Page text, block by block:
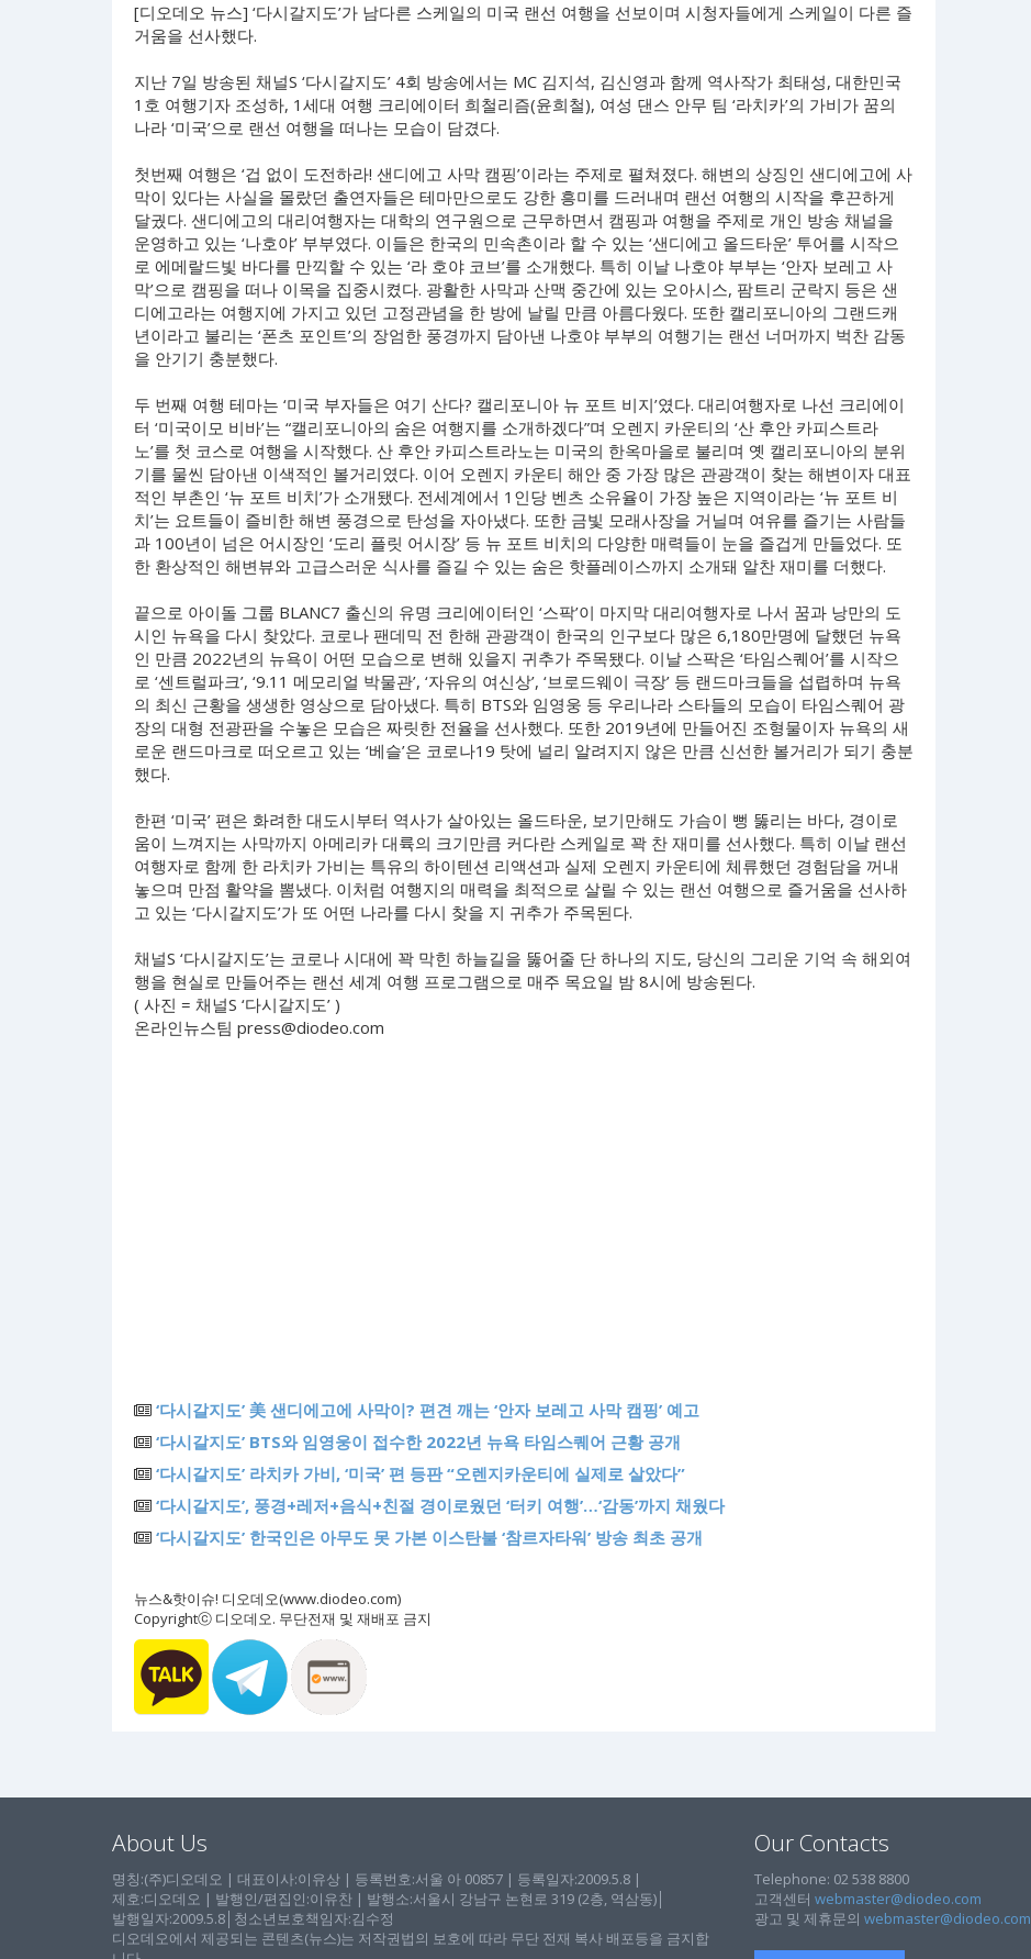
[디오데오 뉴스] ‘다시갈지도’가 남다른 스케일의 미국 랜선 여행을 선보이며 시청자들에게 스케일이 다른 즐
거움을 선사했다.
지난 7일 방송된 채널S ‘다시갈지도’ 4회 방송에서는 MC 김지석, 김신영과 함께 역사작가 최태성, 대한민국
1호 여행기자 조성하, 1세대 여행 크리에이터 희철리즘(윤희철), 여성 댄스 안무 팀 ‘라치카’의 가비가 꿈의
나라 ‘미국’으로 랜선 여행을 떠나는 모습이 담겼다.
첫번째 여행은 ‘겁 없이 도전하라! 샌디에고 사막 캠핑’이라는 주제로 펼쳐졌다. 해변의 상징인 샌디에고에 사
막이 있다는 사실을 몰랐던 출연자들은 테마만으로도 강한 흥미를 드러내며 랜선 여행의 시작을 후끈하게
달궜다. 샌디에고의 대리여행자는 대학의 연구원으로 근무하면서 캠핑과 여행을 주제로 개인 방송 채널을
운영하고 있는 ‘나호야’ 부부였다. 이들은 한국의 민속촌이라 할 수 있는 ‘샌디에고 올드타운’ 투어를 시작으
로 에메랄드빛 바다를 만끽할 수 있는 ‘라 호야 코브’를 소개했다. 특히 이날 나호야 부부는 ‘안자 보레고 사
막’으로 캠핑을 떠나 이목을 집중시켰다. 광활한 사막과 산맥 중간에 있는 오아시스, 팜트리 군락지 등은 샌
디에고라는 여행지에 가지고 있던 고정관념을 한 방에 날릴 만큼 아름다웠다. 또한 캘리포니아의 그랜드캐
년이라고 불리는 ‘폰츠 포인트’의 장엄한 풍경까지 담아낸 나호야 부부의 여행기는 랜선 너머까지 벅찬 감동
을 안기기 충분했다.
두 번째 여행 테마는 ‘미국 부자들은 여기 산다? 캘리포니아 뉴 포트 비지’였다. 대리여행자로 나선 크리에이
터 ‘미국이모 비바’는 “캘리포니아의 숨은 여행지를 소개하겠다”며 오렌지 카운티의 ‘산 후안 카피스트라
노’를 첫 코스로 여행을 시작했다. 산 후안 카피스트라노는 미국의 한옥마을로 불리며 옛 캘리포니아의 분위
기를 물씬 담아낸 이색적인 볼거리였다. 이어 오렌지 카운티 해안 중 가장 많은 관광객이 찾는 해변이자 대표
적인 부촌인 ‘뉴 포트 비치’가 소개됐다. 전세계에서 1인당 벤츠 소유율이 가장 높은 지역이라는 ‘뉴 포트 비
치’는 요트들이 즐비한 해변 풍경으로 탄성을 자아냈다. 또한 금빛 모래사장을 거닐며 여유를 즐기는 사람들
과 100년이 넘은 어시장인 ‘도리 플릿 어시장’ 등 뉴 포트 비치의 다양한 매력들이 눈을 즐겁게 만들었다. 또
한 환상적인 해변뷰와 고급스러운 식사를 즐길 수 있는 숨은 핫플레이스까지 소개돼 알찬 재미를 더했다.
끝으로 아이돌 그룹 BLANC7 출신의 유명 크리에이터인 ‘스팍’이 마지막 대리여행자로 나서 꿈과 낭만의 도
시인 뉴욕을 다시 찾았다. 코로나 팬데믹 전 한해 관광객이 한국의 인구보다 많은 6,180만명에 달했던 뉴욕
인 만큼 2022년의 뉴욕이 어떤 모습으로 변해 있을지 귀추가 주목됐다. 이날 스팍은 ‘타임스퀘어’를 시작으
로 ‘센트럴파크’, ‘9.11 메모리얼 박물관’, ‘자유의 여신상’, ‘브로드웨이 극장’ 등 랜드마크들을 섭렵하며 뉴욕
의 최신 근황을 생생한 영상으로 담아냈다. 특히 BTS와 임영웅 등 우리나라 스타들의 모습이 타임스퀘어 광
장의 대형 전광판을 수놓은 모습은 짜릿한 전율을 선사했다. 또한 2019년에 만들어진 조형물이자 뉴욕의 새
로운 랜드마크로 떠오르고 있는 ‘베슬’은 코로나19 탓에 널리 알려지지 않은 만큼 신선한 볼거리가 되기 충분
했다.
한편 ‘미국’ 편은 화려한 대도시부터 역사가 살아있는 올드타운, 보기만해도 가슴이 뻥 뚫리는 바다, 경이로
움이 느껴지는 사막까지 아메리카 대륙의 크기만큼 커다란 스케일로 꽉 찬 재미를 선사했다. 특히 이날 랜선
여행자로 함께 한 라치카 가비는 특유의 하이텐션 리액션과 실제 오렌지 카운티에 체류했던 경험담을 꺼내
놓으며 만점 활약을 뽐냈다. 이처럼 여행지의 매력을 최적으로 살릴 수 있는 랜선 여행으로 즐거움을 선사하
고 있는 ‘다시갈지도’가 또 어떤 나라를 다시 찾을 지 귀추가 주목된다.
채널S ‘다시갈지도’는 코로나 시대에 꽉 막힌 하늘길을 뚫어줄 단 하나의 지도, 당신의 그리운 기억 속 해외여
행을 현실로 만들어주는 랜선 세계 여행 프로그램으로 매주 목요일 밤 8시에 방송된다.
( 사진 = 채널S ‘다시갈지도’ )
온라인뉴스팀 press@diodeo.com
‘다시갈지도’ 美 샌디에고에 사막이? 편견 깨는 ‘안자 보레고 사막 캠핑’ 예고
‘다시갈지도’ BTS와 임영웅이 접수한 2022년 뉴욕 타임스퀘어 근황 공개
‘다시갈지도’ 라치카 가비, ‘미국’ 편 등판 “오렌지카운티에 실제로 살았다”
‘다시갈지도’, 풍경+레저+음식+친절 경이로웠던 ‘터키 여행’…‘감동’까지 채웠다
‘다시갈지도’ 한국인은 아무도 못 가본 이스탄불 ‘참르자타워’ 방송 최초 공개
뉴스&핫이슈! 디오데오(www.diodeo.com)
Copyrightⓒ 디오데오. 무단전재 및 재배포 금지
About Us
명칭:(주)디오데오 | 대표이사:이유상 | 등록번호:서울 아 00857 | 등록일자:2009.5.8 |
제호:디오데오 | 발행인/편집인:이유찬 | 발행소:서울시 강남구 논현로 319 (2층, 역삼동)│
발행일자:2009.5.8│청소년보호책임자:김수정
디오데오에서 제공되는 콘텐츠(뉴스)는 저작권법의 보호에 따라 무단 전재 복사 배포등을 금지합
Our Contacts
Telephone: 02 538 8800
고객센터 webmaster@diodeo.com
광고 및 제휴문의 webmaster@diodeo.com